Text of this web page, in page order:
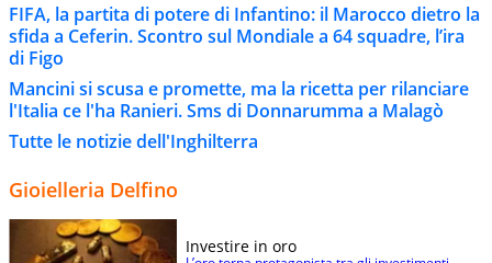
FIFA, la partita di potere di Infantino: il Marocco dietro la
sfida a Ceferin. Scontro sul Mondiale a 64 squadre, l’ira
di Figo
Mancini si scusa e promette, ma la ricetta per rilanciare
l'Italia ce l'ha Ranieri. Sms di Donnarumma a Malagò
Tutte le notizie dell'Inghilterra
Gioielleria Delfino
Investire in oro